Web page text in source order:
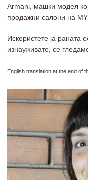
Armani, машки модел
продажни салони на
Искористете ја раната
изнауживате, се
English translation at the end of